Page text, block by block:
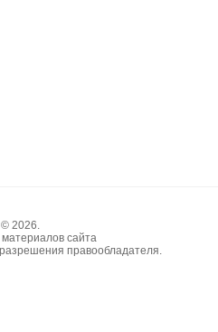
2026.
сайта
правообладателя.